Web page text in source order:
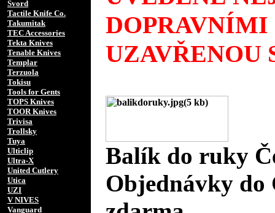
Svord
Tactile Knife Co.
Takumitak
TEC Accessories
Tekta Knives
Tenable Knives
Templar
Terzuola
Tokisu
Tools for Gents
TOPS Knives
TOOR Knives
Trivisa
Trollsky
Tuya
Ulticlip
Ultra-X
United Cutlery
Utica
UZI
V NIVES
Vanguard
UZAVŘENOU
Balík do ruky
Objednávky do